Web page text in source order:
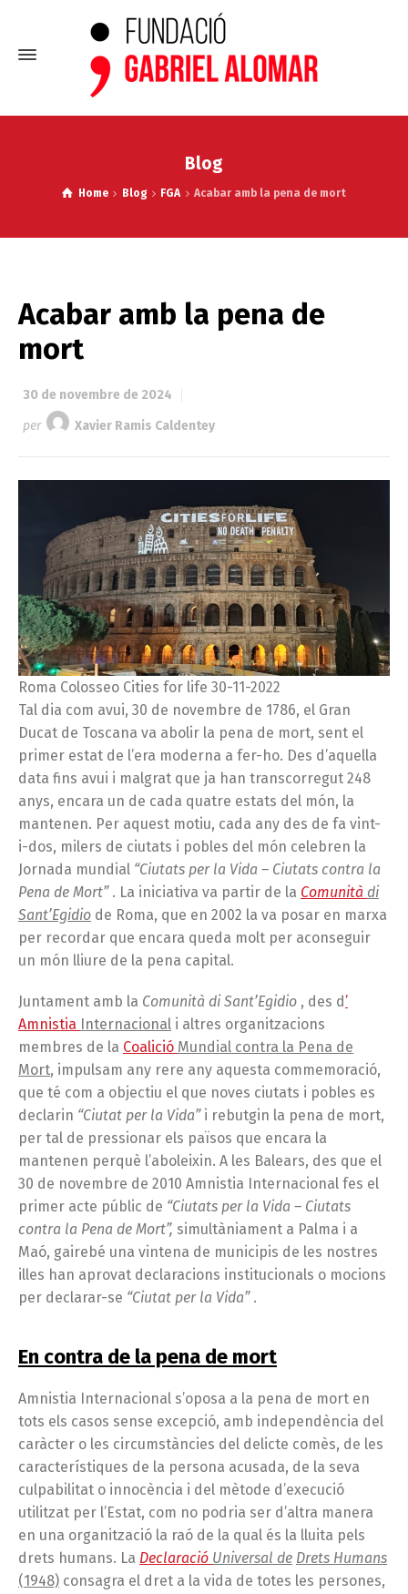
Blog
Home Blog FGA Acabar amb la pena de mort
Acabar amb la pena de
mort
30 de novembre de 2024
per
Xavier Ramis Caldentey
Roma Colosseo Cities for life 30-11-2022
Tal dia com avui, 30 de novembre de 1786, el Gran
Ducat de Toscana va abolir la pena de mort, sent el
primer estat de l’era moderna a fer-ho. Des d’aquella
data fins avui i malgrat que ja han transcorregut 248
anys, encara un de cada quatre estats del món, la
mantenen. Per aquest motiu, cada any des de fa vint-
i-dos, milers de ciutats i pobles del món celebren la
Jornada mundial “Ciutats per la Vida – Ciutats contra la
Pena de Mort”. La iniciativa va partir de la Comunità di
Sant’Egidio de Roma, que en 2002 la va posar en marxa
per recordar que encara queda molt per aconseguir
un món lliure de la pena capital.
Juntament amb la Comunità di Sant’Egidio , des d’
Amnistia Internacional i altres organitzacions
membres de la Coalició Mundial contra la Pena de
Mort, impulsam any rere any aquesta commemoració,
que té com a objectiu el que noves ciutats i pobles es
declarin “Ciutat per la Vida”i rebutgin la pena de mort,
per tal de pressionar els països que encara la
mantenen perquè l’aboleixin. A les Balears, des que el
30 de novembre de 2010 Amnistia Internacional fes el
primer acte públic de “Ciutats per la Vida – Ciutats
contra la Pena de Mort”, simultàniament a Palma i a
Maó, gairebé una vintena de municipis de les nostres
illes han aprovat declaracions institucionals o mocions
per declarar-se “Ciutat per la Vida”.
En contra de la pena de mort
Amnistia Internacional s’oposa a la pena de mort en
tots els casos sense excepció, amb independència del
caràcter o les circumstàncies del delicte comès, de les
característiques de la persona acusada, de la seva
culpabilitat o innocència i del mètode d’execució
utilitzat per l’Estat, com no podria ser d’altra manera
en una organització la raó de la qual és la lluita pels
drets humans. La Declaració Universal de Drets Humans
(1948) consagra el dret a la vida de totes les persones,